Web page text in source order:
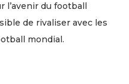
du football
de rivaliser avec les
mondial.